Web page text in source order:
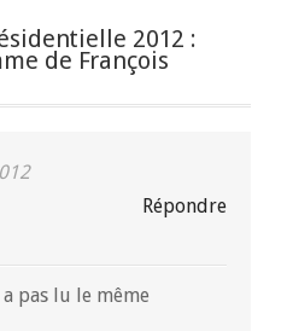
2012 :
de François
Répondre
a pas lu le même